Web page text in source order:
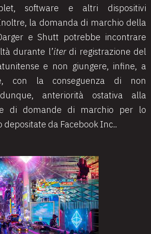
software e altri dispositivi
la domanda di marchio della
e Shutt potrebbe incontrare
durante l’iterdi registrazione del
e non giungere, infine, a
con la conseguenza di non
anteriorità ostativa alla
di domande di marchio per lo
depositate da Facebook Inc..